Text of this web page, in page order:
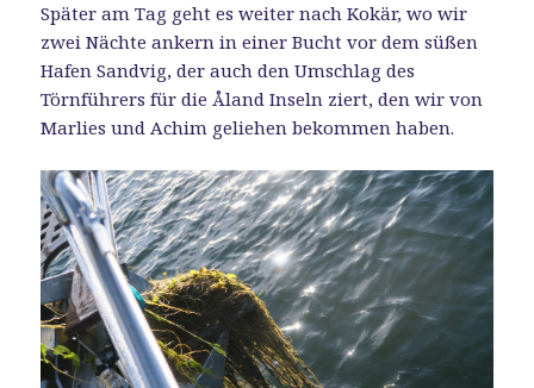
Später am Tag geht es weiter nach Kokär, wo wir
zwei Nächte ankern in einer Bucht vor dem süßen
Hafen Sandvig, der auch den Umschlag des
Törnführers für die Åland Inseln ziert, den wir von
Marlies und Achim geliehen bekommen haben.